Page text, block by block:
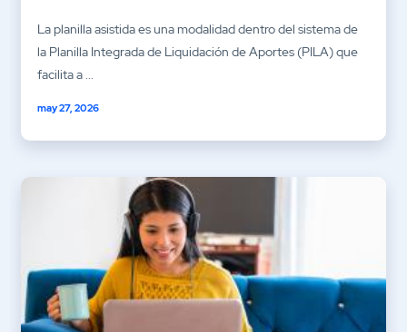
La planilla asistida es una modalidad dentro del sistema de
la Planilla Integrada de Liquidación de Aportes (PILA) que
facilita a ...
may 27, 2026